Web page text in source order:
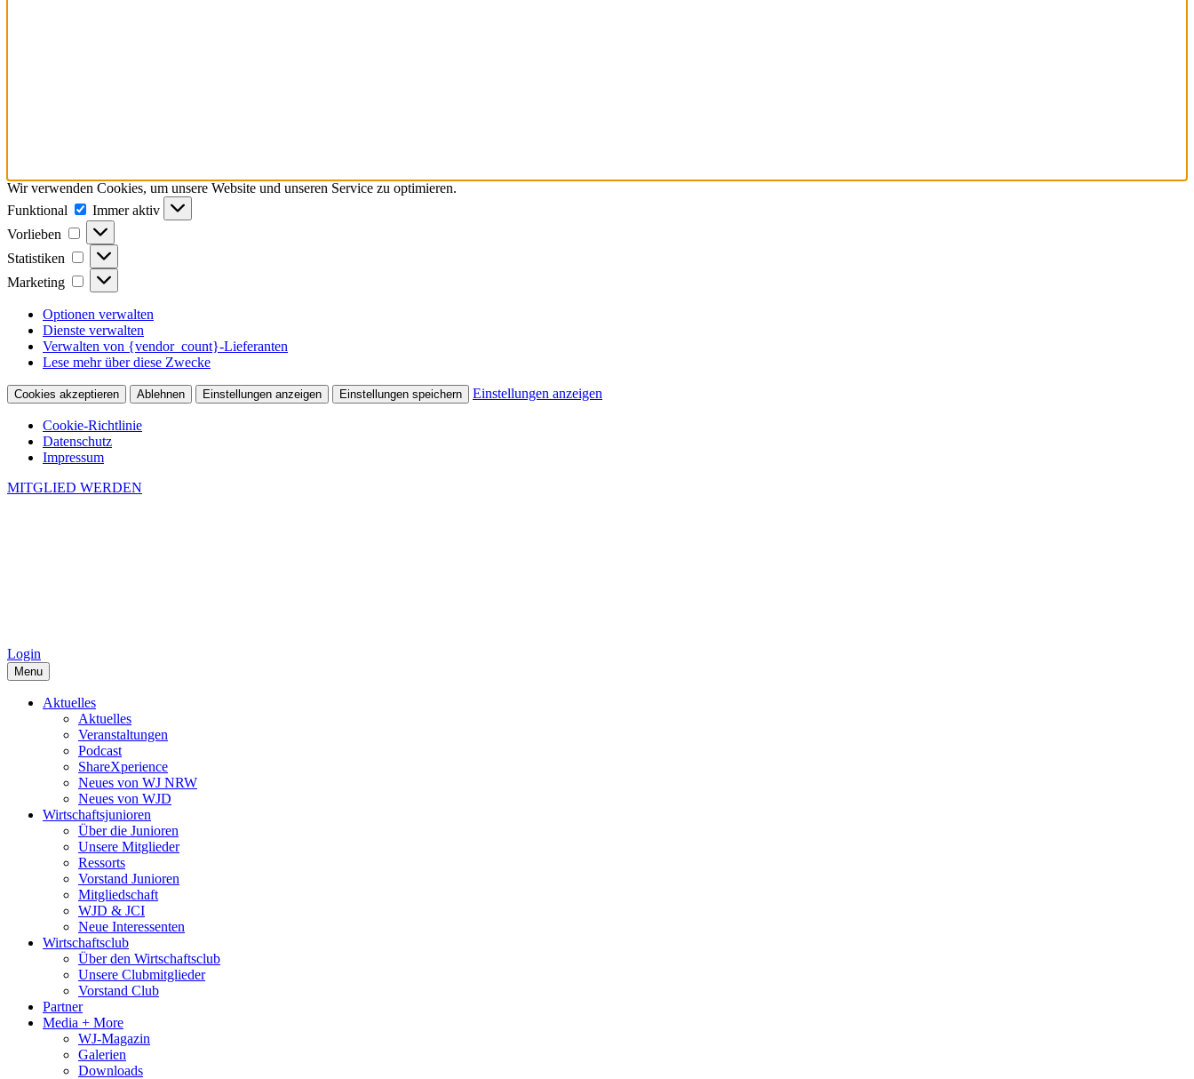
Wir verwenden Cookies, um unsere Website und unseren Service zu optimieren.
Funktional
Funktional
Immer aktiv
Vorlieben
Vorlieben
Statistiken Statistiken
Marketing Marketing
Optionen verwalten
Dienste verwalten
Verwalten von {vendor_count}-Lieferanten
Lese mehr über diese Zwecke
Cookies akzeptieren Ablehnen Einstellungen anzeigen Einstellungen speichern Einstellungen anzeigen
Cookie-Richtlinie
Datenschutz
Impressum
MITGLIED WERDEN
Login
Menu
Aktuelles
Aktuelles
Veranstaltungen
Podcast
ShareXperience
Neues von WJ NRW
Neues von WJD
Wirtschaftsjunioren
Über die Junioren
Unsere Mitglieder
Ressorts
Vorstand Junioren
Mitgliedschaft
WJD & JCI
Neue Interessenten
Wirtschaftsclub
Über den Wirtschaftsclub
Unsere Clubmitglieder
Vorstand Club
Partner
Media + More
WJ-Magazin
Galerien
Downloads